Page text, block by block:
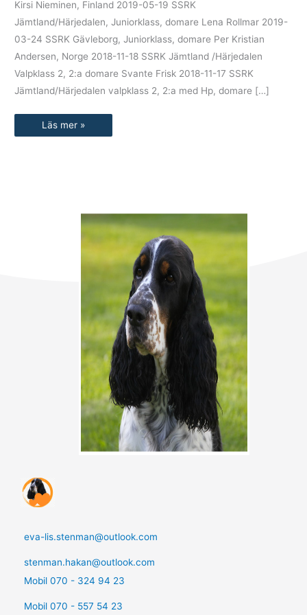
Kirsi Nieminen, Finland 2019-05-19 SSRK
Jämtland/Härjedalen, Juniorklass, domare Lena Rollmar 2019-
03-24 SSRK Gävleborg, Juniorklass, domare Per Kristian
Andersen, Norge 2018-11-18 SSRK Jämtland /Härjedalen
Valpklass 2, 2:a domare Svante Frisk 2018-11-17 SSRK
Jämtland/Härjedalen valpklass 2, 2:a med Hp, domare […]
Läs mer »
eva-lis.stenman@outlook.com
stenman.hakan@outlook.com
Mobil 070 - 324 94 23
Mobil 070 - 557 54 23